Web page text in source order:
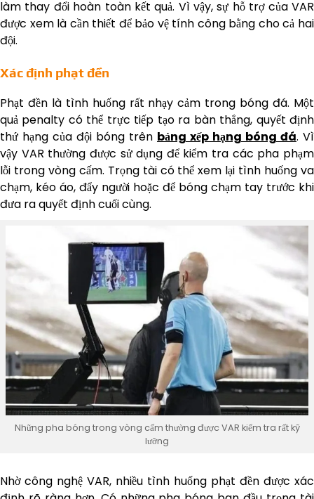
làm thay đổi hoàn toàn kết quả. Vì vậy, sự hỗ trợ của VAR
được xem là cần thiết để bảo vệ tính công bằng cho cả hai
đội.
Xác định phạt đền
Phạt đền là tình huống rất nhạy cảm trong bóng đá. Một
quả penalty có thể trực tiếp tạo ra bàn thắng, quyết định
thứ hạng của đội bóng trên bảng xếp hạng bóng đá. Vì
vậy VAR thường được sử dụng để kiểm tra các pha phạm
lỗi trong vòng cấm. Trọng tài có thể xem lại tình huống va
chạm, kéo áo, đẩy người hoặc để bóng chạm tay trước khi
đưa ra quyết định cuối cùng.
Những pha bóng trong vòng cấm thường được VAR kiểm tra rất kỹ
lưỡng
Nhờ công nghệ VAR, nhiều tình huống phạt đền được xác